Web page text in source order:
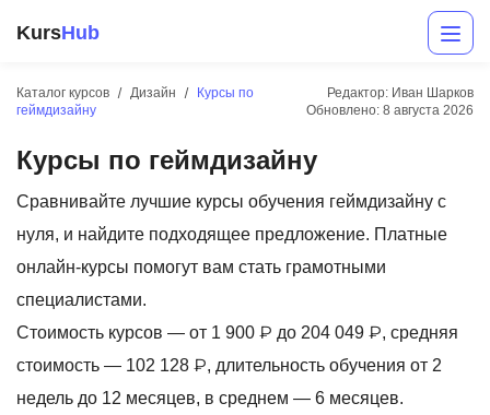
KursHub
Каталог курсов Дизайн
Курсы по
геймдизайну
Редактор: Иван Шарков
Обновлено: 8 августа 2026
Курсы по геймдизайну
Сравнивайте лучшие курсы обучения геймдизайну с
нуля, и найдите подходящее предложение. Платные
онлайн-курсы помогут вам стать грамотными
специалистами.
Стоимость курсов — от 1 900 ₽ до 204 049 ₽, средняя
стоимость — 102 128 ₽, длительность обучения от 2
недель до 12 месяцев, в среднем — 6 месяцев.
Разработка
Маркетинг